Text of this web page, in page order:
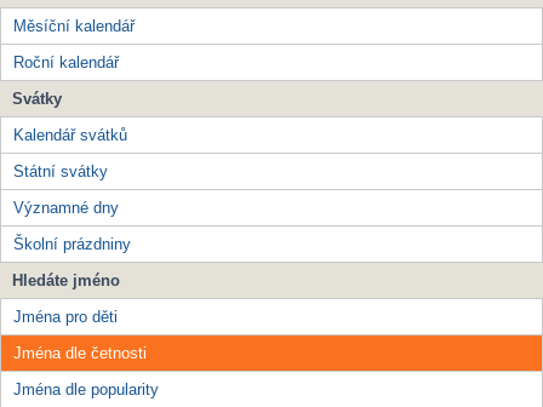
Měsíční kalendář
Roční kalendář
Svátky
Kalendář svátků
Státní svátky
Významné dny
Školní prázdniny
Hledáte jméno
Jména pro děti
Jména dle četnosti
Jména dle popularity